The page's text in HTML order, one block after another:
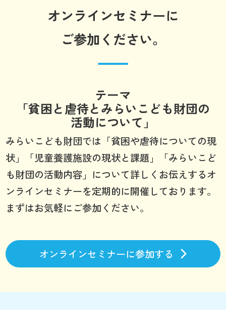
オンラインセミナーに
ご参加ください。
テーマ
「貧困と虐待とみらいこども財団の
活動について」
みらいこども財団では「貧困や虐待についての現
状」「児童養護施設の現状と課題」「みらいこど
も財団の活動内容」について詳しくお伝えするオ
ンラインセミナーを定期的に開催しております。
まずはお気軽にご参加ください。
オンラインセミナーに参加する